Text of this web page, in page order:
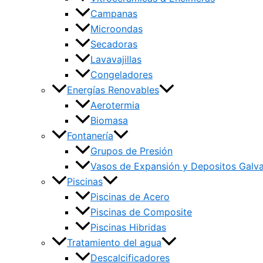
Campanas
Microondas
Secadoras
Lavavajillas
Congeladores
Energías Renovables
Aerotermia
Biomasa
Fontanería
Grupos de Presión
Vasos de Expansión y Depositos
Piscinas
Piscinas de Acero
Piscinas de Composite
Piscinas Hibridas
Tratamiento del agua
Descalcificadores